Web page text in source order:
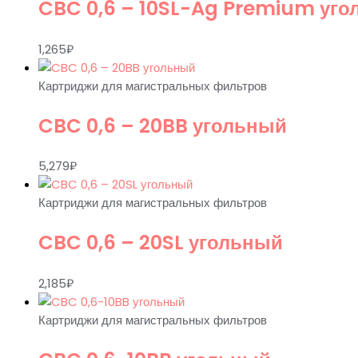
CBC 0,6 – 10SL-Ag Premium
1,265₽
Картриджи для магистральных фильтров
CBC 0,6 – 20BB угольный
5,279₽
Картриджи для магистральных фильтров
CBC 0,6 – 20SL угольный
2,185₽
Картриджи для магистральных фильтров